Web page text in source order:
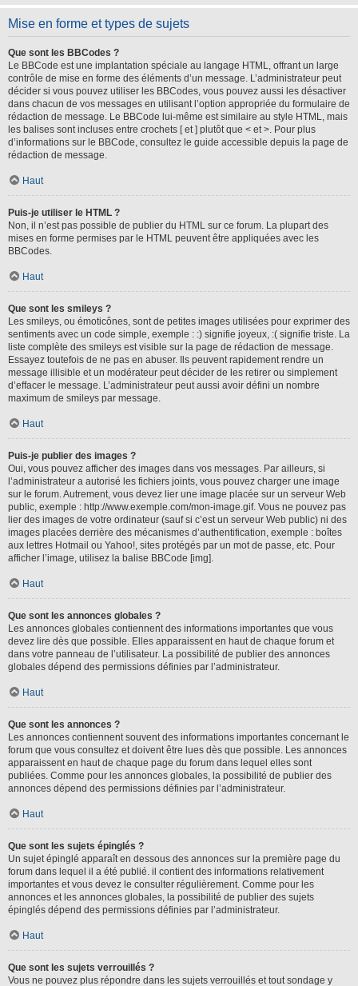
Mise en forme et types de sujets
Que sont les BBCodes ?
Le BBCode est une implantation spéciale au langage HTML, offrant un large
contrôle de mise en forme des éléments d’un message. L’administrateur peut
décider si vous pouvez utiliser les BBCodes, vous pouvez aussi les désactiver
dans chacun de vos messages en utilisant l’option appropriée du formulaire de
rédaction de message. Le BBCode lui-même est similaire au style HTML, mais
les balises sont incluses entre crochets [ et ] plutôt que < et >. Pour plus
d’informations sur le BBCode, consultez le guide accessible depuis la page de
rédaction de message.
Haut
Puis-je utiliser le HTML ?
Non, il n’est pas possible de publier du HTML sur ce forum. La plupart des
mises en forme permises par le HTML peuvent être appliquées avec les
BBCodes.
Haut
Que sont les smileys ?
Les smileys, ou émoticônes, sont de petites images utilisées pour exprimer des
sentiments avec un code simple, exemple : :) signifie joyeux, :( signifie triste. La
liste complète des smileys est visible sur la page de rédaction de message.
Essayez toutefois de ne pas en abuser. Ils peuvent rapidement rendre un
message illisible et un modérateur peut décider de les retirer ou simplement
d’effacer le message. L’administrateur peut aussi avoir défini un nombre
maximum de smileys par message.
Haut
Puis-je publier des images ?
Oui, vous pouvez afficher des images dans vos messages. Par ailleurs, si
l’administrateur a autorisé les fichiers joints, vous pouvez charger une image
sur le forum. Autrement, vous devez lier une image placée sur un serveur Web
public, exemple : http://www.exemple.com/mon-image.gif. Vous ne pouvez pas
lier des images de votre ordinateur (sauf si c’est un serveur Web public) ni des
images placées derrière des mécanismes d’authentification, exemple : boîtes
aux lettres Hotmail ou Yahoo!, sites protégés par un mot de passe, etc. Pour
afficher l’image, utilisez la balise BBCode [img].
Haut
Que sont les annonces globales ?
Les annonces globales contiennent des informations importantes que vous
devez lire dès que possible. Elles apparaissent en haut de chaque forum et
dans votre panneau de l’utilisateur. La possibilité de publier des annonces
globales dépend des permissions définies par l’administrateur.
Haut
Que sont les annonces ?
Les annonces contiennent souvent des informations importantes concernant le
forum que vous consultez et doivent être lues dès que possible. Les annonces
apparaissent en haut de chaque page du forum dans lequel elles sont
publiées. Comme pour les annonces globales, la possibilité de publier des
annonces dépend des permissions définies par l’administrateur.
Haut
Que sont les sujets épinglés ?
Un sujet épinglé apparaît en dessous des annonces sur la première page du
forum dans lequel il a été publié. il contient des informations relativement
importantes et vous devez le consulter régulièrement. Comme pour les
annonces et les annonces globales, la possibilité de publier des sujets
épinglés dépend des permissions définies par l’administrateur.
Haut
Que sont les sujets verrouillés ?
Vous ne pouvez plus répondre dans les sujets verrouillés et tout sondage y